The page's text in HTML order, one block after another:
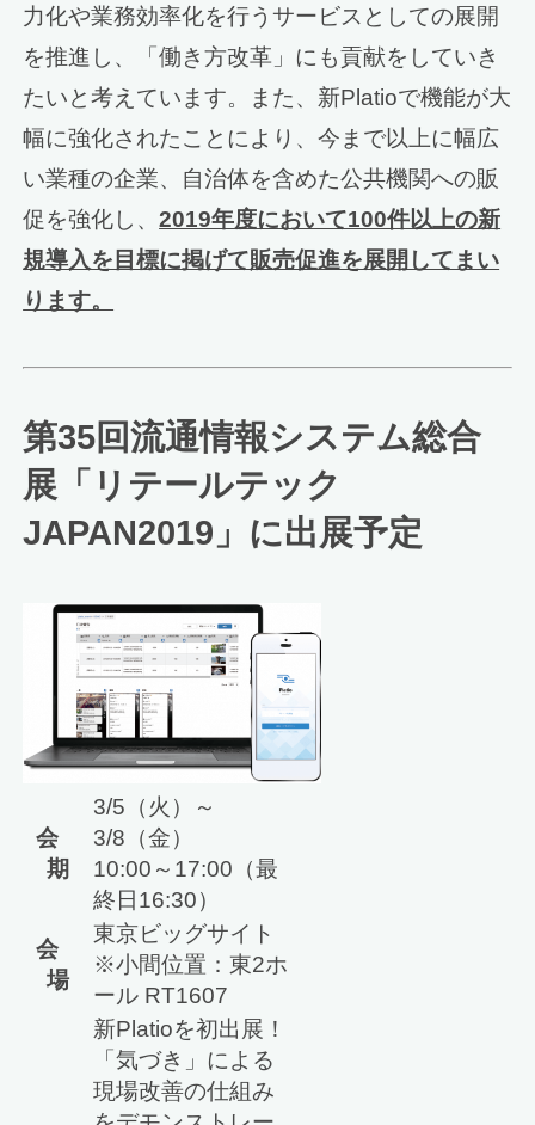
力化や業務効率化を行うサービスとしての展開
を推進し、「働き方改革」にも貢献をしていき
たいと考えています。また、新Platioで機能が大
幅に強化されたことにより、今まで以上に幅広
い業種の企業、自治体を含めた公共機関への販
促を強化し、2019年度において100件以上の新
規導入を目標に掲げて販売促進を展開してまい
ります。
第35回流通情報システム総合
展「リテールテック
JAPAN2019」に出展予定
会
期
3/5（火）～
3/8（金）
10:00～17:00（最
終日16:30）
会
場
東京ビッグサイト
※小間位置：東2ホ
ール RT1607
新Platioを初出展！
「気づき」による
現場改善の仕組み